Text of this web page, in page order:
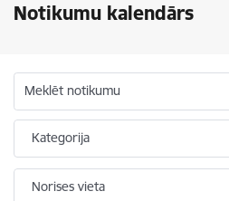
Notikumu kalendārs
Meklēt notikumu
Kategorija
Norises vieta